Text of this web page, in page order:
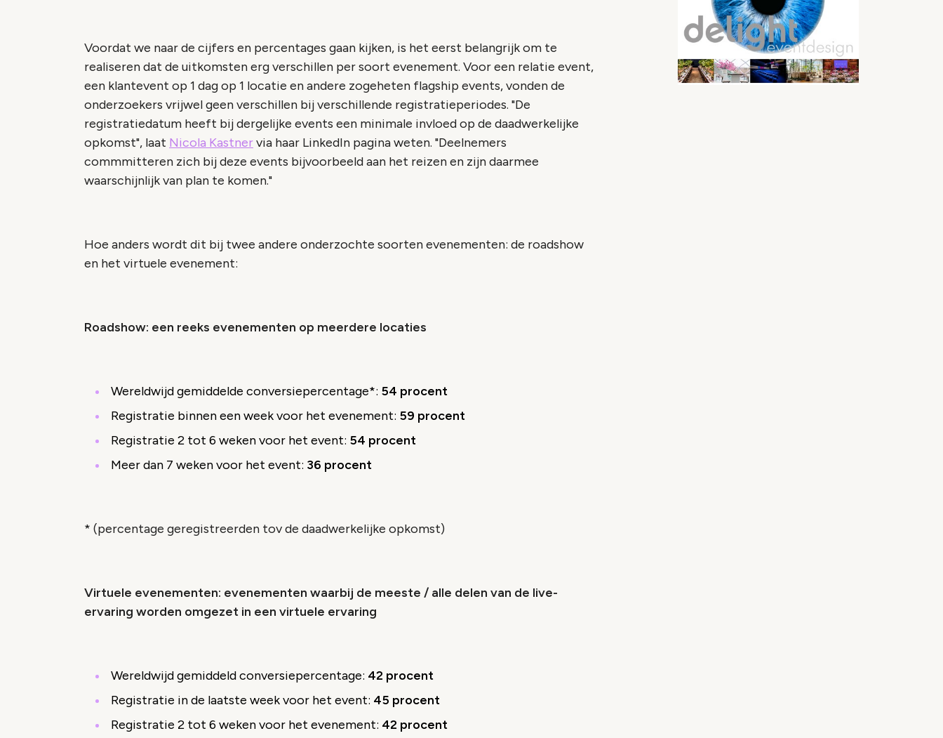
Voordat we naar de cijfers en percentages gaan kijken, is het eerst belangrijk om te
realiseren dat de uitkomsten erg verschillen per soort evenement. Voor een relatie event,
een klantevent op 1 dag op 1 locatie en andere zogeheten flagship events, vonden de
onderzoekers vrijwel geen verschillen bij verschillende registratieperiodes. "De
registratiedatum heeft bij dergelijke events een minimale invloed op de daadwerkelijke
opkomst", laat Nicola Kastnervia haar LinkedIn pagina weten. "Deelnemers
commmitteren zich bij deze events bijvoorbeeld aan het reizen en zijn daarmee
waarschijnlijk van plan te komen."
Hoe anders wordt dit bij twee andere onderzochte soorten evenementen: de roadshow
en het virtuele evenement:
Roadshow: een reeks evenementen op meerdere locaties
Wereldwijd gemiddelde conversiepercentage*: 54 procent
Registratie binnen een week voor het evenement: 59 procent
Registratie 2 tot 6 weken voor het event: 54 procent
Meer dan 7 weken voor het event: 36 procent
* (percentage geregistreerden tov de daadwerkelijke opkomst)
Virtuele evenementen: evenementen waarbij de meeste / alle delen van de live-
ervaring worden omgezet in een virtuele ervaring
Wereldwijd gemiddeld conversiepercentage: 42 procent
Registratie in de laatste week voor het event: 45 procent
Registratie 2 tot 6 weken voor het evenement: 42 procent